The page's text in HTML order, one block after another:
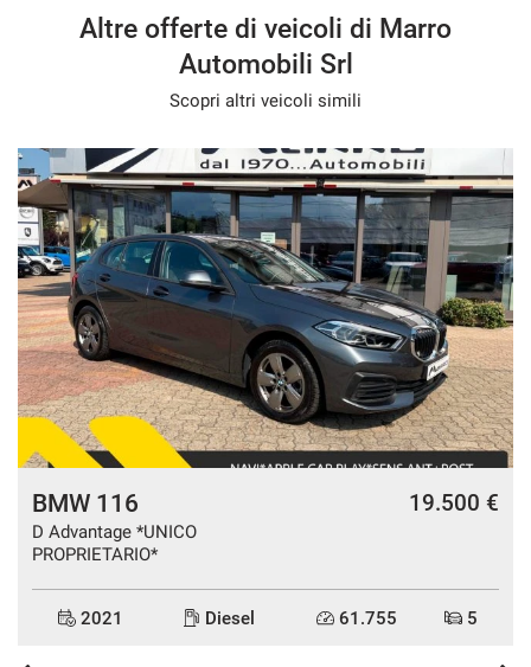
Altre offerte di veicoli di Marro
Automobili Srl
Scopri altri veicoli simili
BMW 116
D Advantage *UNICO
PROPRIETARIO*
19.500 €
2021 Diesel 61.755 5